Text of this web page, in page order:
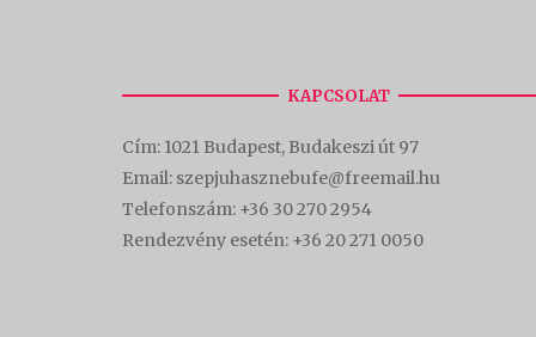
KAPCSOLAT
Cím: 1021 Budapest, Budakeszi út 97
Email: szepjuhasznebufe@freemail.hu
Telefonszám: +36 30 270 2954
Rendezvény esetén: +36 20 271 0050